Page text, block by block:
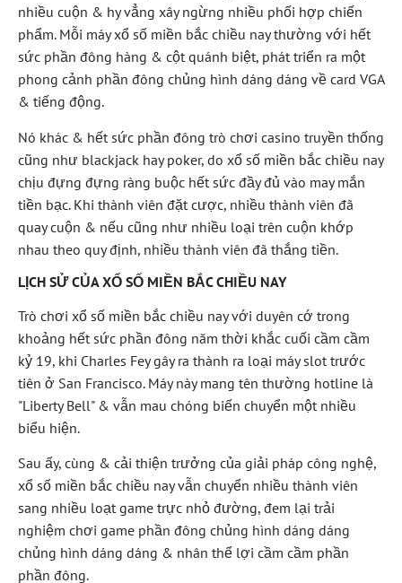
nhiều cuộn & hy vẳng xây ngừng nhiều phối hợp chiến
phẩm. Mỗi máy xổ số miền bắc chiều nay thường với hết
sức phần đông hàng & cột quánh biệt, phát triển ra một
phong cảnh phần đông chủng hình dáng dáng về card VGA
& tiếng động.
Nó khác & hết sức phần đông trò chơi casino truyền thống
cũng như blackjack hay poker, do xổ số miền bắc chiều nay
chịu đựng đựng ràng buộc hết sức đầy đủ vào may mắn
tiền bạc. Khi thành viên đặt cược, nhiều thành viên đã
quay cuộn & nếu cũng như nhiều loại trên cuộn khớp
nhau theo quy định, nhiều thành viên đã thắng tiền.
LỊCH SỬ CỦA XỔ SỐ MIỀN BẮC CHIỀU NAY
Trò chơi xổ số miền bắc chiều nay với duyên cớ trong
khoảng hết sức phần đông năm thời khắc cuối cầm cầm
kỷ 19, khi Charles Fey gây ra thành ra loại máy slot trước
tiên ở San Francisco. Máy này mang tên thường hotline là
"Liberty Bell" & vẫn mau chóng biến chuyển một nhiều
biểu hiện.
Sau ấy, cùng & cải thiện trưởng của giải pháp công nghệ,
xổ số miền bắc chiều nay vẫn chuyển nhiều thành viên
sang nhiều loạt game trực nhỏ đường, đem lại trải
nghiệm chơi game phần đông chủng hình dáng dáng
chủng hình dáng dáng & nhân thể lợi cầm cầm phần
phần đông.